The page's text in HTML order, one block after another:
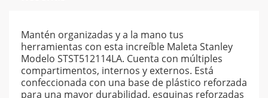
Mantén organizadas y a la mano tus
herramientas con esta increíble Maleta Stanley
Modelo STST512114LA. Cuenta con múltiples
compartimentos, internos y externos. Está
confeccionada con una base de plástico reforzada
para una mayor durabilidad, esquinas reforzadas